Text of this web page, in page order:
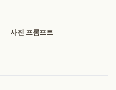
사진 프롬프트